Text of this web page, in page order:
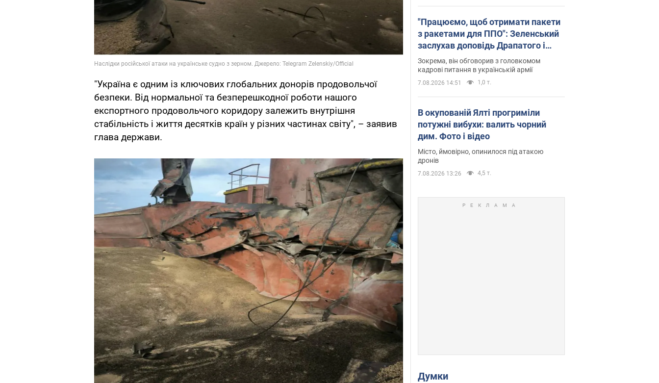
"Україна є одним із ключових глобальних донорів продовольчої
безпеки. Від нормальної та безперешкодної роботи нашого
експортного продовольчого коридору залежить внутрішня
стабільність і життя десятків країн у різних частинах світу", – заявив
глава держави.
"Працюємо, щоб отримати пакети
з ракетами для ППО": Зеленський
заслухав доповідь Драпатого і
анонсував нові кроки
Зокрема, він обговорив з головкомом
кадрові питання в українській армії
7.08.2026 14:51 1,0 т.
В окупованій Ялті прогриміли
потужні вибухи: валить чорний
дим. Фото і відео
Місто, ймовірно, опинилося під атакою
дронів
7.08.2026 13:26 4,5 т.
Думки